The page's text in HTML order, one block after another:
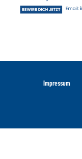
Impressum